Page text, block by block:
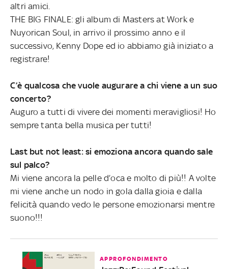
altri amici.
THE BIG FINALE: gli album di Masters at Work e
Nuyorican Soul, in arrivo il prossimo anno e il
successivo, Kenny Dope ed io abbiamo già iniziato a
registrare!
C’è qualcosa che vuole augurare a chi viene a un suo
concerto?
Auguro a tutti di vivere dei momenti meravigliosi! Ho
sempre tanta bella musica per tutti!
Last but not least: si emoziona ancora quando sale
sul palco?
Mi viene ancora la pelle d’oca e molto di più!! A volte
mi viene anche un nodo in gola dalla gioia e dalla
felicità quando vedo le persone emozionarsi mentre
suono!!!
APPROFONDIMENTO